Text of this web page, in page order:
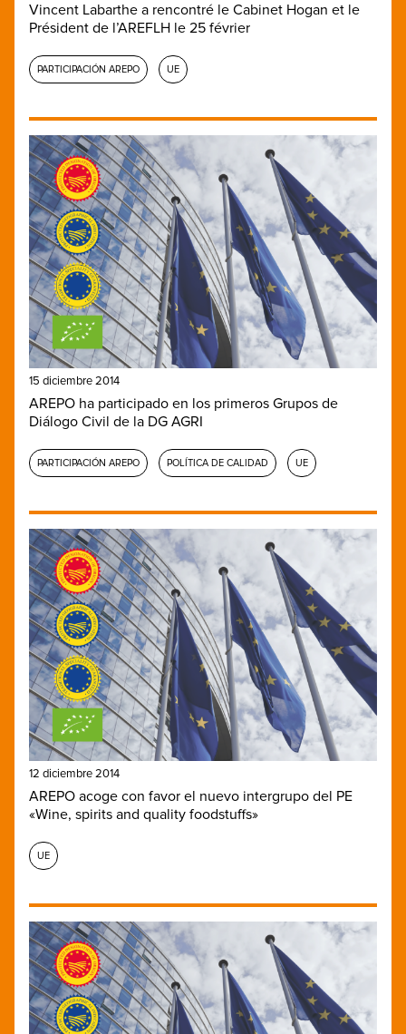
Vincent Labarthe a rencontré le Cabinet Hogan et le
Président de l’AREFLH le 25 février
PARTICIPACIÓN AREPO UE
15 diciembre 2014
AREPO ha participado en los primeros Grupos de
Diálogo Civil de la DG AGRI
PARTICIPACIÓN AREPO POLÍTICA DE CALIDAD UE
12 diciembre 2014
AREPO acoge con favor el nuevo intergrupo del PE
«Wine, spirits and quality foodstuffs»
UE